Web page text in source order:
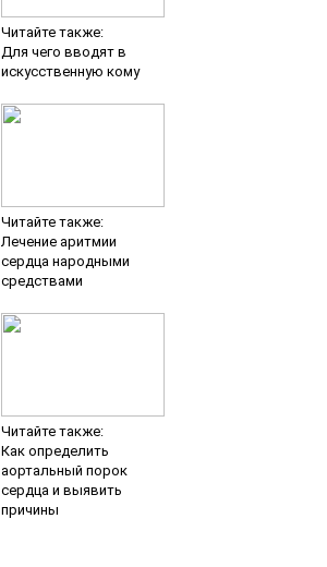
Читайте также:
Для чего вводят в
искусственную кому
Читайте также:
Лечение аритмии
сердца народными
средствами
Читайте также:
Как определить
аортальный порок
сердца и выявить
причины